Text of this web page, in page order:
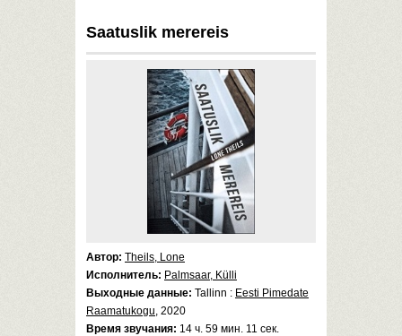
Saatuslik merereis
Автор: Theils, Lone
Исполнитель: Palmsaar, Külli
Выходные данные: Tallinn : Eesti Pimedate
Raamatukogu, 2020
Время звучания: 14 ч. 59 мин. 11 сек.